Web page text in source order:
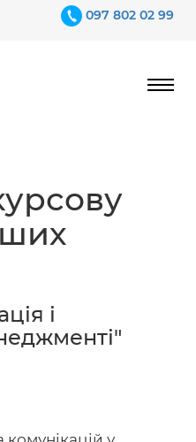
097 802 02 99
і